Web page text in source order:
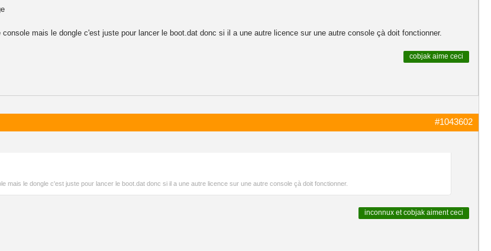
mais le dongle c'est juste pour lancer le boot.dat donc si il a une autre licence sur une autre console çà doit fonctionner.
cobjak aime ceci
#1043602
mais le dongle c'est juste pour lancer le boot.dat donc si il a une autre licence sur une autre console çà doit fonctionner.
inconnux etcobjak aiment ceci